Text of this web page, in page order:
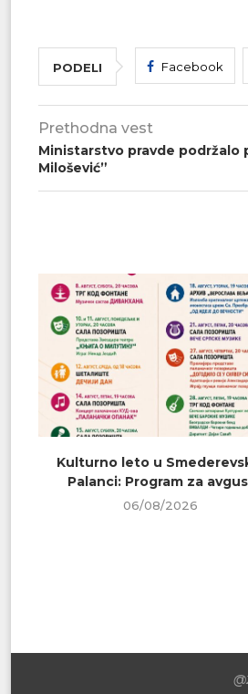
PODELI Facebook
Prethodna vest
Ministarstvo pravde podržalo
Milošević”
Kulturno leto u
Palanci: Program za
06/08/2026